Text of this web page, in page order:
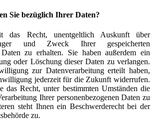
Sie bezüglich Ihrer Daten?
das Recht, unentgeltlich Auskunft über
und Zweck Ihrer gespeicherten
Daten zu erhalten. Sie haben außerdem ein
oder Löschung dieser Daten zu verlangen.
zur Datenverarbeitung erteilt haben,
jederzeit für die Zukunft widerrufen.
das Recht, unter bestimmten Umständen die
Ihrer personenbezogenen Daten zu
steht Ihnen ein Beschwerderecht bei der
zu.